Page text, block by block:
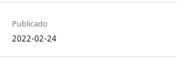
Publicado
2022-02-24